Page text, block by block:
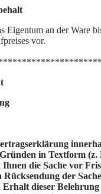
Eigentum an der Ware
vor.
in Textform
die Sache vor
der
dieser